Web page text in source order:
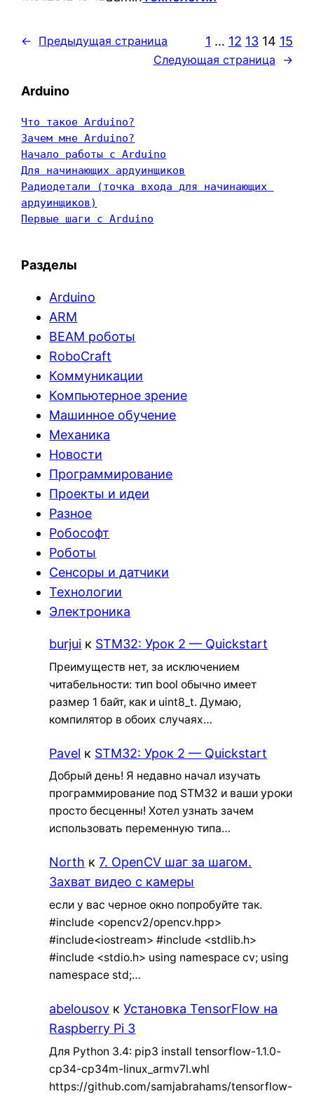
← Предыдущая страница 1 … 12 13 14 15
Следующая страница →
Arduino
Что такое Arduino?
Зачем мне Arduino?
Начало работы с Arduino
Для начинающих ардуинщиков
Радиодетали (точка входа для начинающих
ардуинщиков)
Первые шаги с Arduino
Разделы
Arduino
ARM
BEAM роботы
RoboCraft
Коммуникации
Компьютерное зрение
Машинное обучение
Механика
Новости
Программирование
Проекты и идеи
Разное
Робософт
Роботы
Сенсоры и датчики
Технологии
Электроника
burjui к STM32: Урок 2 — Quickstart
Преимуществ нет, за исключением
читабельности: тип bool обычно имеет
размер 1 байт, как и uint8_t. Думаю,
компилятор в обоих случаях…
Pavel к STM32: Урок 2 — Quickstart
Добрый день! Я недавно начал изучать
программирование под STM32 и ваши уроки
просто бесценны! Хотел узнать зачем
использовать переменную типа…
North к7. OpenCV шаг за шагом.
Захват видео с камеры
если у вас черное окно попробуйте так.
#include <opencv2/opencv.hpp>
#include<iostream> #include <stdlib.h>
#include <stdio.h> using namespace cv; using
namespace std;…
abelousov кУстановка TensorFlow на
Raspberry Pi 3
Для Python 3.4: pip3 install tensorflow-1.1.0-
cp34-cp34m-linux_armv7l.whl
https://github.com/samjabrahams/tensorflow-